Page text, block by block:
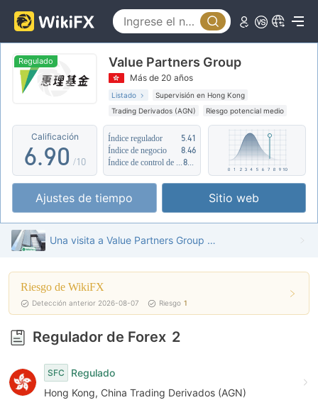
Regulado Value Partners Group
Más de 20 años
Listado
Supervisión en Hong Kong
Trading Derivados (AGN)
Riesgo potencial medio
Calificación
1
2
3
4
5
6
7
8
9
.
4
5
6
8
90
1
2
3
4
5
6
7
8
/10
Índice regulador
5.41
Índice de negocio
8.46
Ajustes de tiempo Sitio web
Una visita a Value Partners Group en Hong Kong - Oficina Encontrada
Riesgo de WikiFX
Detección anterior 2026-08-07 Riesgo 1
Regulador de Forex 2
SFC
Regulado
Hong Kong, China Trading Derivados (AGN)